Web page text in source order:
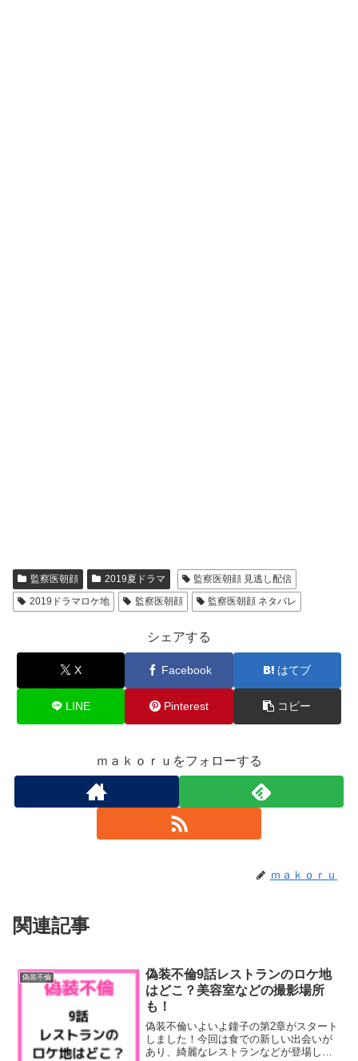
監察医朝顔 2019夏ドラマ
監察医朝顔 見逃し配信
2019ドラマロケ地
監察医朝顔 監察医朝顔 ネタバレ
シェアする
X Facebook はてブ
LINE Pinterest コピー
ｍａｋｏｒｕをフォローする
ｍａｋｏｒｕ
関連記事
偽装不倫
偽装不倫9話レストランのロケ地
はどこ？美容室などの撮影場所
も！
偽装不倫いよいよ鐘子の第2章がスタート
しました！今回は食での新しい出会いが
あり、綺麗なレストランなどが登場しま